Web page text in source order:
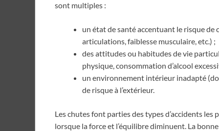
sont multiples :
un état de santé accentuant le risque
articulations, faiblesse musculaire, etc.) ;
des attitudes ou habitudes de vie
physique, consommation d’alcool
un environnement intérieur inadapté
de risque à l’extérieur.
Les chutes font parties des types d’accidents les
lorsque la force et l’équilibre diminuent. La